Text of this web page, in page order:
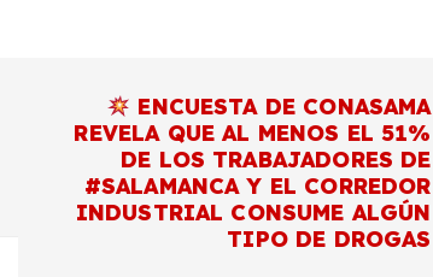
ENCUESTA DE CONASAMA
REVELA QUE AL MENOS EL 51%
DE LOS TRABAJADORES DE
#SALAMANCA Y EL CORREDOR
INDUSTRIAL CONSUME ALGÚN
TIPO DE DROGAS